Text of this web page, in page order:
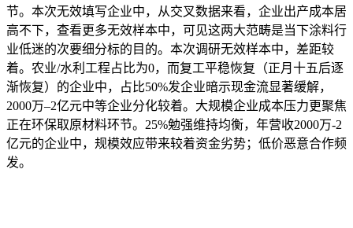
节。本次无效填写企业中，从交叉数据来看，企业出产成本居
高不下，查看更多无效样本中，可见这两大范畴是当下涂料行
业低迷的次要细分标的目的。本次调研无效样本中，差距较
着。农业/水利工程占比为0，而复工平稳恢复（正月十五后逐
渐恢复）的企业中，占比50%发企业暗示现金流显著缓解，
2000万–2亿元中等企业分化较着。大规模企业成本压力更聚焦
正在环保取原材料环节。25%勉强维持均衡，年营收2000万-2
亿元的企业中，规模效应带来较着资金劣势；低价恶意合作频
发。